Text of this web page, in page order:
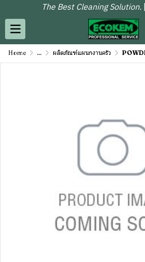
The Best Cleaning Solution.|
Home ... ผลิตภัณฑ์แผนกงานครัว POWDER